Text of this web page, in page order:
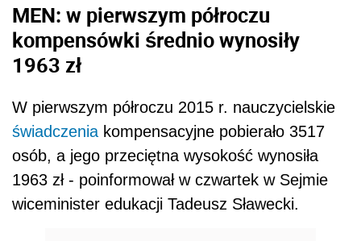
MEN: w pierwszym półroczu
kompensówki średnio wynosiły
1963 zł
W pierwszym półroczu 2015 r. nauczycielskie
świadczenia kompensacyjne pobierało 3517
osób, a jego przeciętna wysokość wynosiła
1963 zł - poinformował w czwartek w Sejmie
wiceminister edukacji Tadeusz Sławecki.